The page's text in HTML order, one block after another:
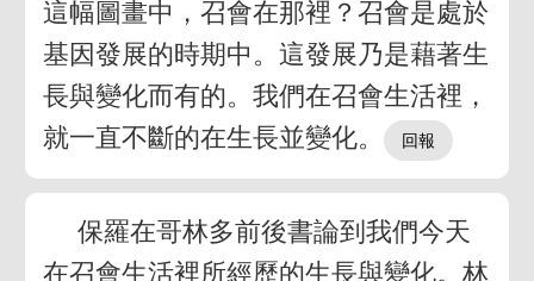
這幅圖畫中，召會在那裡？召會是處於
基因發展的時期中。這發展乃是藉著生
長與變化而有的。我們在召會生活裡，
就一直不斷的在生長並變化。
保羅在哥林多前後書論到我們今天
在召會生活裡所經歷的生長與變化。林